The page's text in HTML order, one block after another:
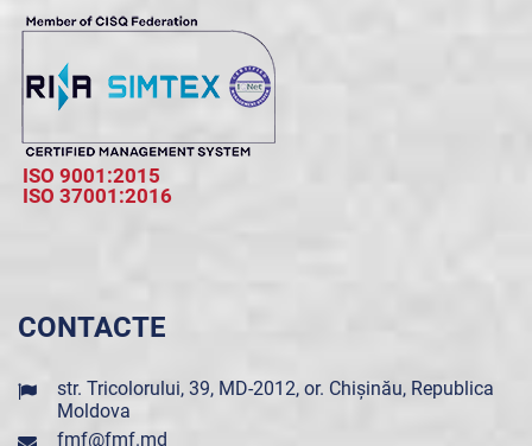
ISO 9001:2015
ISO 37001:2016
CONTACTE
str. Tricolorului, 39, MD-2012, or. Chișinău, Republica
Moldova
fmf@fmf.md